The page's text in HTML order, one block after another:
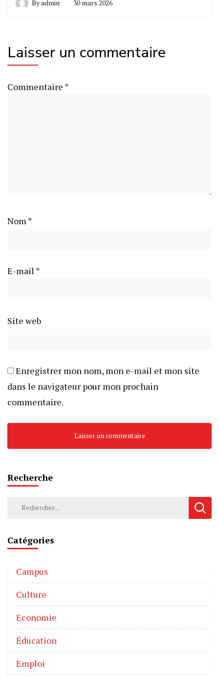
Byadmin 30 mars 2026
Laisser un commentaire
Commentaire *
Nom *
E-mail *
Site web
Enregistrer mon nom, mon e-mail et mon site
dans le navigateur pour mon prochain
commentaire.
Recherche
Catégories
Campus
Culture
Economie
Éducation
Emploi